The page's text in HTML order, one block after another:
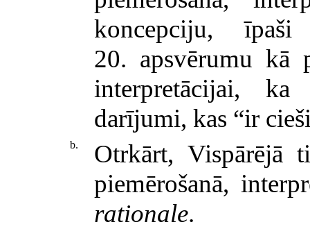
koncepciju,
20. apsvērumu kā
interpretācijai,
darījumi, kas “ir
b.
Otrkārt, Vispārējā
piemērošanā,
rationale.